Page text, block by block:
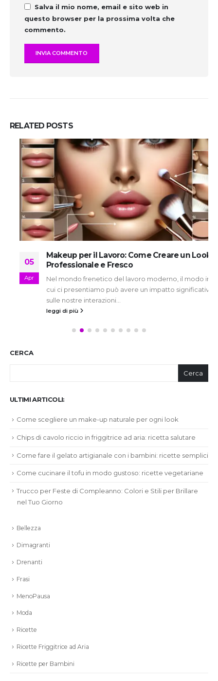
Salva il mio nome, email e sito web in
questo browser per la prossima volta che
commento.
RELATED POSTS
Makeup per il Lavoro: Come Creare un Look
Professionale e Fresco
Nel mondo frenetico del lavoro moderno, il modo in
cui ci presentiamo può avere un impatto significativo
sulle nostre interazioni...
leggi di più
CERCA
Cerca
ULTIMI ARTICOLI:
Come scegliere un make-up naturale per ogni look
Chips di cavolo riccio in friggitrice ad aria: ricetta salutare
Come fare il gelato artigianale con i bambini: ricette semplici
Come cucinare il tofu in modo gustoso: ricette vegetariane
Trucco per Feste di Compleanno: Colori e Stili per Brillare
nel Tuo Giorno
Bellezza
Dimagranti
Drenanti
Frasi
MenoPausa
Moda
Ricette
Ricette Friggitrice ad Aria
Ricette per Bambini